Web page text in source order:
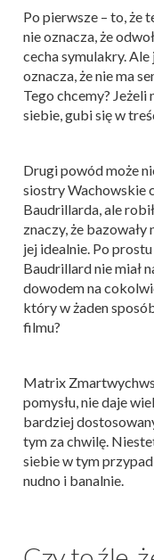
Po pierwsze – to, że
nie oznacza, że
cecha symulakry.
oznacza, że nie ma
Tego chcemy? Jeżeli
siebie, gubi się w
Drugi powód może
siostry Wachowskie
Baudrillarda, ale
znaczy, że
jej idealnie. Po
Baudrillard nie miał
dowodem na
który w żaden
filmu?
Matrix
pomysłu, nie daje
bardziej
tym za chwilę.
siebie w tym
nudno i banalnie.